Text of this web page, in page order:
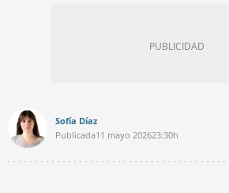
Sofía Díaz
Publicada11 mayo 202623:30h